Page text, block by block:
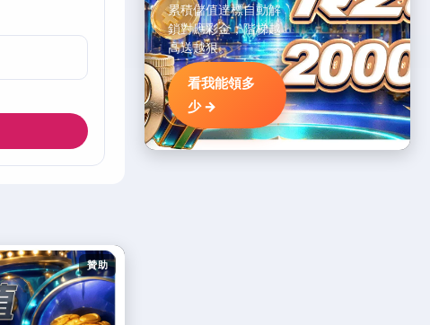
贊助
累積儲值達標自動解
鎖對應彩金，階梯越
高送越狠。
看我能領多
少 →